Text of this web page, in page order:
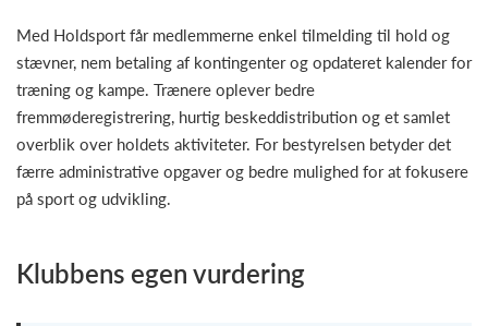
Med Holdsport får medlemmerne enkel tilmelding til hold og
stævner, nem betaling af kontingenter og opdateret kalender for
træning og kampe. Trænere oplever bedre
fremmøderegistrering, hurtig beskeddistribution og et samlet
overblik over holdets aktiviteter. For bestyrelsen betyder det
færre administrative opgaver og bedre mulighed for at fokusere
på sport og udvikling.
Klubbens egen vurdering